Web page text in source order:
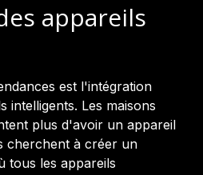
appareils
est l'intégration
intelligents. Les maisons
plus d'avoir un appareil
cherchent à créer un
tous les appareils